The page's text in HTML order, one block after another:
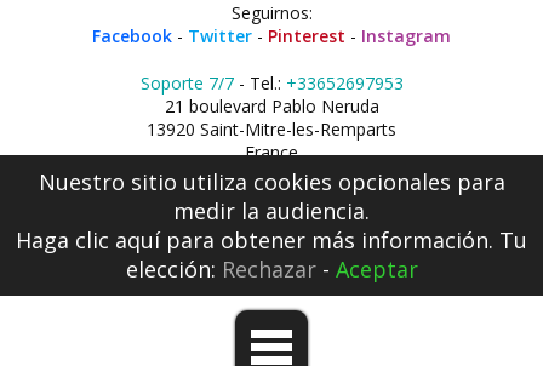
Seguirnos:
Facebook - Twitter - Pinterest - Instagram
Soporte 7/7- Tel.: +33652697953
21 boulevard Pablo Neruda
13920 Saint-Mitre-les-Remparts
France
Nuestro sitio utiliza cookies opcionales para
medir la audiencia.
Haga clic aquípara obtener más información. Tu
elección: Rechazar- Aceptar